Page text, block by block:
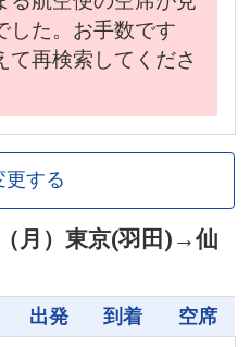
した。お手数です
て再検索してくださ
更する
月） 東京(羽田) →仙
出発 到着 空席